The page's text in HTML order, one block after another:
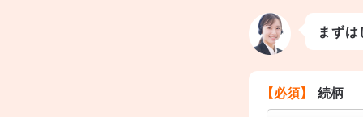
まず
【必須】 続柄